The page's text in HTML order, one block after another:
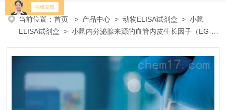
当前位置：首页 > 产品中心 >动物ELISA试剂盒 >小鼠
ELISA试剂盒 > 小鼠内分泌腺来源的血管内皮生长因子（EG-